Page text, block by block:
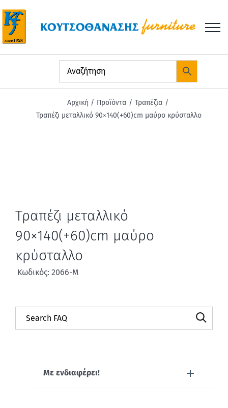
στο
περιεχόμενο
Αρχική Προϊόντα
Τραπέζια
Τραπέζι μεταλλικό 90×140(+60)cm μαύρο κρύσταλλο
Τραπέζι μεταλλικό
90×140(+60)cm μαύρο
κρύσταλλο
Κωδικός: 2066-Μ
Με ενδιαφέρει!